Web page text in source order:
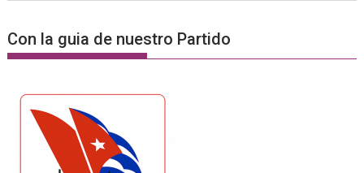
Con la guia de nuestro Partido